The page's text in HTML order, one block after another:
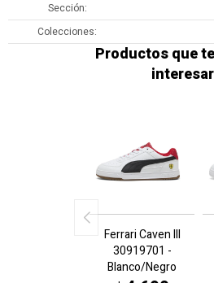
Sección
Colecciones
Productos que
interesar
Ferrari Caven III
30919701 -
Blanco/Negro